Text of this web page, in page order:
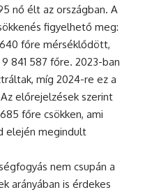
nő élt az országban. A
figyelhető meg:
főre mérséklődött,
841 587 főre. 2023-ban
míg 2024-re ez a
előrejelzések szerint
főre csökken, ami
elején megindult
nem csupán a
arányában is érdekes